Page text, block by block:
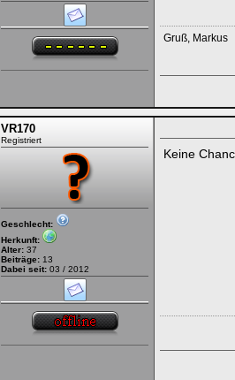
Gruß, Markus
VR170
Registriert
Geschlecht:
Herkunft:
Alter: 37
Beiträge: 13
Dabei seit: 03 / 2012
Keine